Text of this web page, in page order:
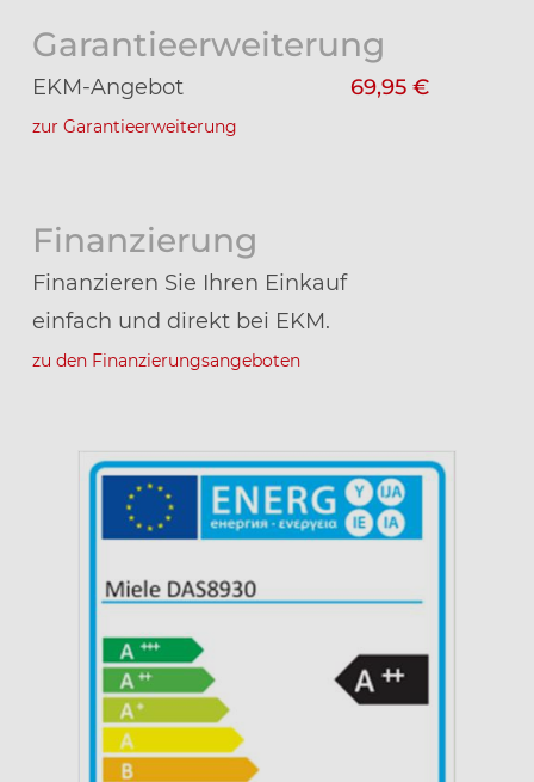
Garantieerweiterung
EKM-Angebot 69,95 €
zur Garantieerweiterung
Finanzierung
Finanzieren Sie Ihren Einkauf
einfach und direkt bei EKM.
zu den Finanzierungsangeboten